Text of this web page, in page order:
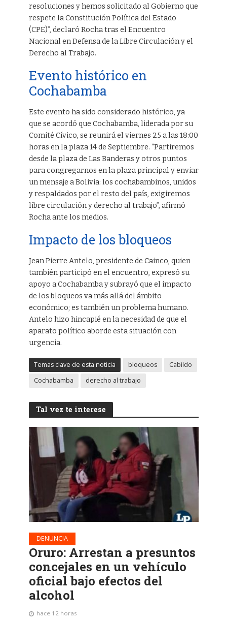
resoluciones y hemos solicitado al Gobierno que
respete la Constitución Política del Estado
(CPE)”, declaró Rocha tras el Encuentro
Nacional en Defensa de la Libre Circulación y el
Derecho al Trabajo.
Evento histórico en
Cochabamba
Este evento ha sido considerado histórico, ya
que se acordó que Cochabamba, liderada por su
Comité Cívico, se reunirá el viernes 25 a las 18:00
horas en la plaza 14 de Septiembre. “Partiremos
desde la plaza de Las Banderas y otros puntos
para congregarnos en la plaza principal y enviar
un mensaje a Bolivia: los cochabambinos, unidos
y respaldados por el resto del país, exigiremos
libre circulación y derecho al trabajo”, afirmó
Rocha ante los medios.
Impacto de los bloqueos
Jean Pierre Antelo, presidente de Cainco, quien
también participó en el encuentro, expresó su
apoyo a Cochabamba y subrayó que el impacto
de los bloqueos va más allá del ámbito
económico; es también un problema humano.
Antelo hizo hincapié en la necesidad de que el
aparato político aborde esta situación con
urgencia.
Temas clave de esta noticia bloqueos
Cabildo
Cochabamba
derecho al trabajo
Tal vez te interese
DENUNCIA
Oruro: Arrestan a presuntos
concejales en un vehículo
oficial bajo efectos del
alcohol
hace 12 horas